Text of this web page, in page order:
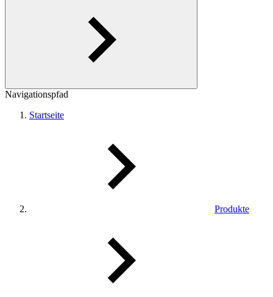
Navigationspfad
Startseite
Produkte